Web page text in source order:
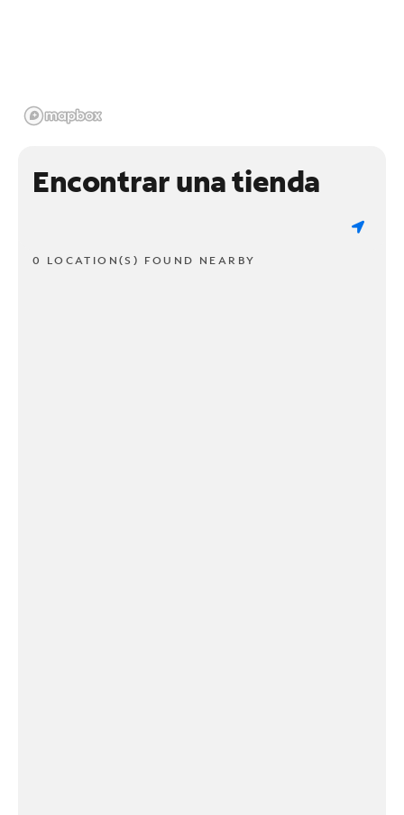
Encontrar una tienda
0 LOCATION(S) FOUND NEARBY